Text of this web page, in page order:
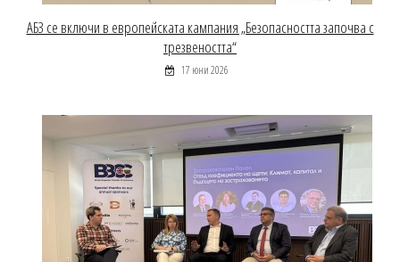
АБЗ се включи в европейската кампания „Безопасността започва с
трезвеността“
17 юни 2026